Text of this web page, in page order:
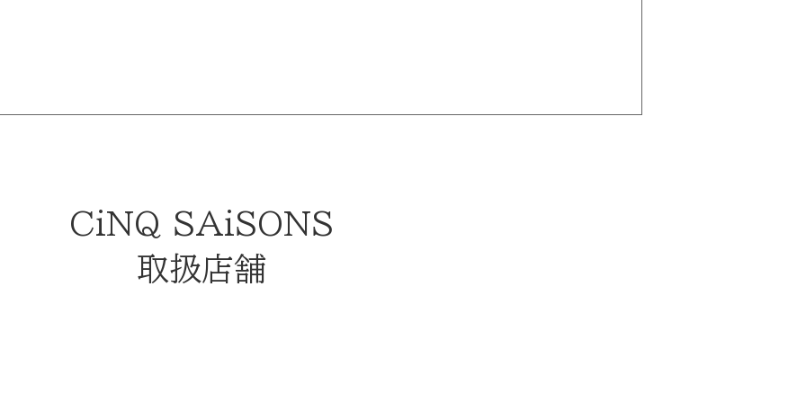
CiNQ SAiSONS
取扱店舗